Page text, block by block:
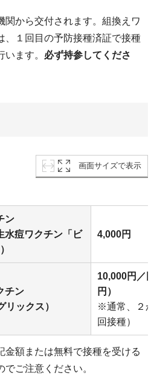
関から交付されます。組換えワ
、１回目の予防接種済証で接種
ます。 必ず持参してくださ
画面サイズで表示
ン
水痘ワクチン「ビ
4,000円
チン
リックス）
10,000円／
円）
※通常、２
回接種）
額または無料で接種を受ける
ご注意ください。